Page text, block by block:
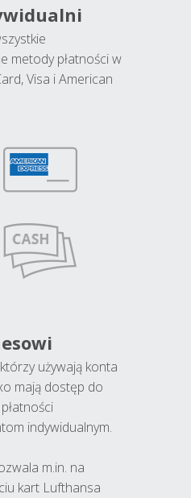
metody płatności w
Visa i American
używają konta
mają dostęp do
indywidualnym.
m.in. na
kart Lufthansa